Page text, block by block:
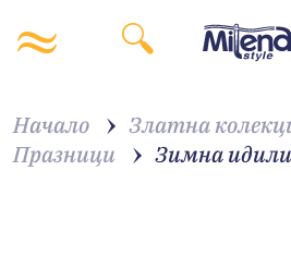
Начало
Златна
Празници
Зимна